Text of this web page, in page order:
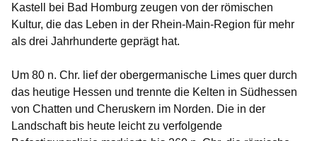
Kastell bei Bad Homburg zeugen von der römischen
Kultur, die das Leben in der Rhein-Main-Region für mehr
als drei Jahrhunderte geprägt hat.
Um 80 n. Chr. lief der obergermanische Limes quer durch
das heutige Hessen und trennte die Kelten in Südhessen
von Chatten und Cheruskern im Norden. Die in der
Landschaft bis heute leicht zu verfolgende